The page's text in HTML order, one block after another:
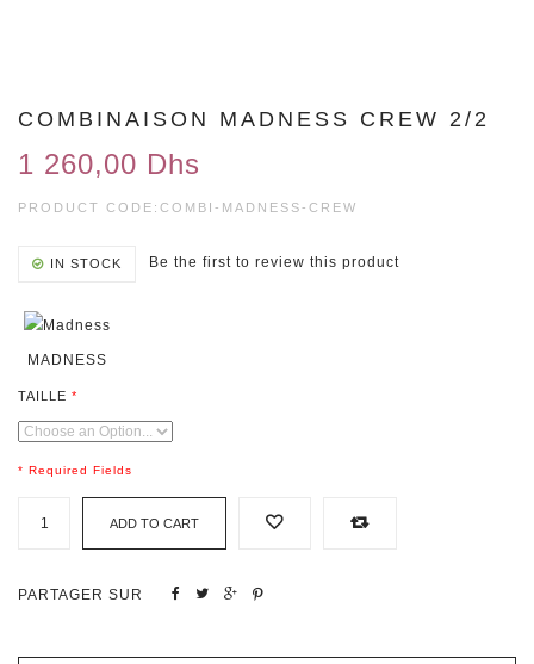
COMBINAISON MADNESS CREW 2/2
1 260,00 Dhs
PRODUCT CODE: COMBI-MADNESS-CREW
IN STOCK Be the first to review this product
MADNESS
TAILLE
* Required Fields
ADD TO CART
PARTAGER SUR